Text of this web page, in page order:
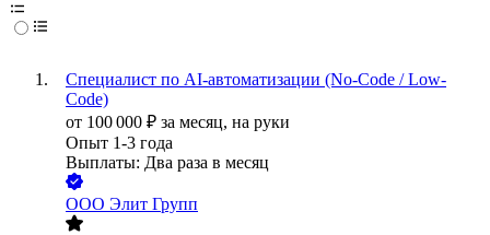
Специалист по AI-автоматизации (No-Code / Low-
Code)
от 100 000 ₽ за месяц, на руки
Опыт 1-3 года
Выплаты: Два раза в месяц
ООО Элит Групп